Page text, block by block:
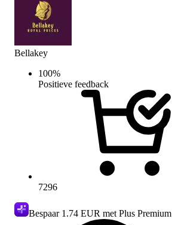
Bellakey
100%
Positieve feedback
7296
Bespaar 1.74 EUR met Plus Premium